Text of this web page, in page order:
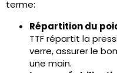
terme:
Répartition du
TTF répartit la
verre, assurer le
une main.